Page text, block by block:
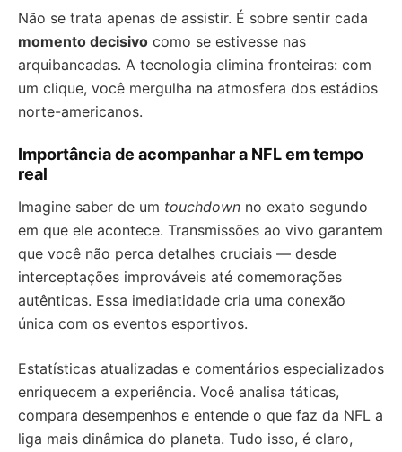
Não se trata apenas de assistir. É sobre sentir cada
momento decisivo como se estivesse nas
arquibancadas. A tecnologia elimina fronteiras: com
um clique, você mergulha na atmosfera dos estádios
norte-americanos.
Importância de acompanhar a NFL em tempo
real
Imagine saber de um touchdown no exato segundo
em que ele acontece. Transmissões ao vivo garantem
que você não perca detalhes cruciais — desde
interceptações improváveis até comemorações
autênticas. Essa imediatidade cria uma conexão
única com os eventos esportivos.
Estatísticas atualizadas e comentários especializados
enriquecem a experiência. Você analisa táticas,
compara desempenhos e entende o que faz da NFL a
liga mais dinâmica do planeta. Tudo isso, é claro,